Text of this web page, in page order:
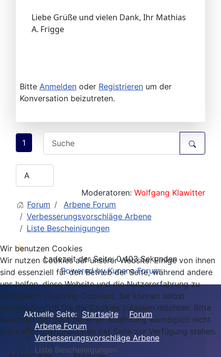
Liebe Grüße und vielen Dank, Ihr Mathias
A. Frigge
Bitte Anmelden oder Registrieren um der
Konversation beizutreten.
1
Moderatoren: Wolfgang Klawitter
Forum
Arbene Forum
Verbesserungsvorschläge Arbene
Liste Bescheinigungen
Ladezeit der Seite: 0.403 Sekunden
Powered by Kunena Forum
Aktuelle Seite: Startseite
Forum
Arbene Forum
Verbesserungsvorschläge Arbene
Liste Bescheinigungen
Wir benutzen Cookies
Wir nutzen Cookies auf unserer Website. Einige von ihnen
sind essenziell für den Betrieb der Seite, während andere
uns helfen, diese Website und die Nutzererfahrung zu
verbessern (Tracking Cookies). Sie können selbst
entscheiden, ob Sie die Cookies zulassen möchten. Bitte
beachten Sie, dass bei einer Ablehnung womöglich nicht
mehr alle Funktionalitäten der Seite zur Verfügung stehen.